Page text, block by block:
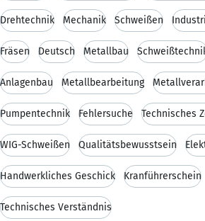
Drehtechnik Mechanik Schweißen
Fräsen Deutsch Metallbau
Anlagenbau Metallbearbeitung
Pumpentechnik Fehlersuche Technisches
WIG-Schweißen Qualitätsbewusstsein
Handwerkliches Geschick Kranführerschein
Technisches Verständnis